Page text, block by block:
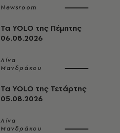
Newsroom
Τα YOLO της Πέμπτης
06.08.2026
Λίνα
Μανδράκου
Τα YOLO της Τετάρτης
05.08.2026
Λίνα
Μανδράκου